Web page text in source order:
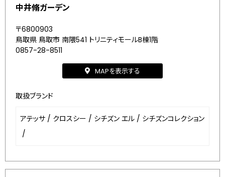
中井脩ガーデン
〒6800903
鳥取県 鳥取市 南隈541 トリニティモールB棟1階
0857-28-8511
MAPを表示する
取扱ブランド
アテッサ / クロスシー / シチズン エル / シチズンコレクション
/